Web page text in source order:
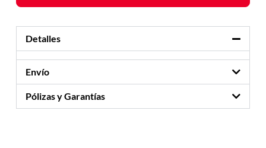
Detalles
Envío
Pólizas y Garantías